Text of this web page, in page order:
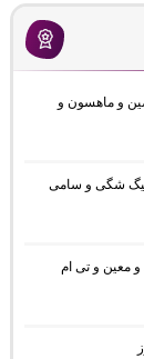
و ماهسون و
بیگ شگی و سامی
و معین و تی ام